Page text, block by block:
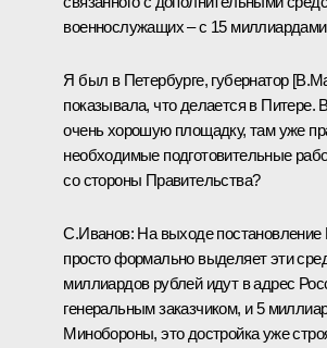
военнослужащих – с 15
Я был в Петербурге, губернатор
показывала, что делается в Питере.
очень хорошую площадку, там уже
необходимые подготовительные
со стороны Правительства?
С.Иванов: На выходе постановление
просто формально выделяет эти
миллиардов рублей идут в адрес
генеральным заказчиком, и 5
Минобороны, это достройка уже